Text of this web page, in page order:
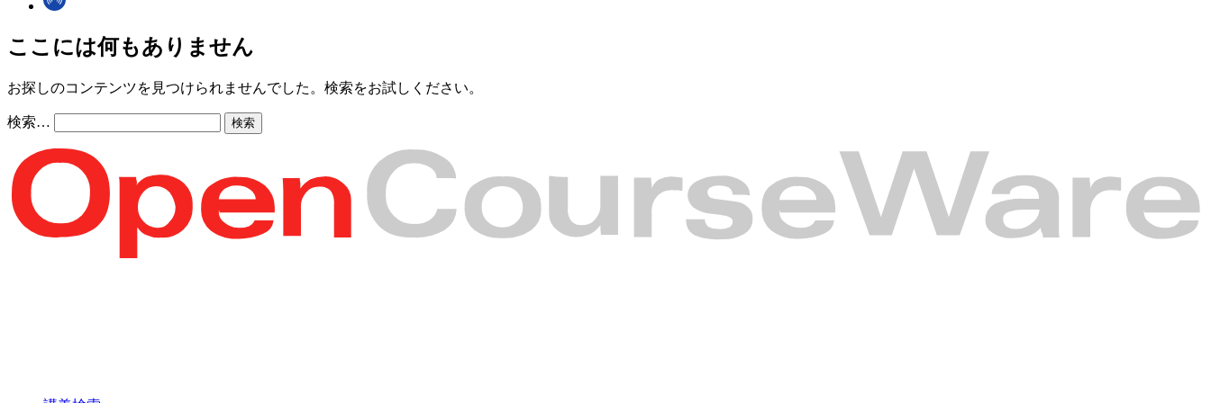
ここには何もありません
お探しのコンテンツを見つけられませんでした。検索をお試しください。
検索…